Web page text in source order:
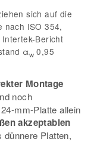
sich auf die
nach ISO 354,
Bericht
αw 0,95
Montage
noch
mm-Platte allein
akzeptablen
dünnere Platten,